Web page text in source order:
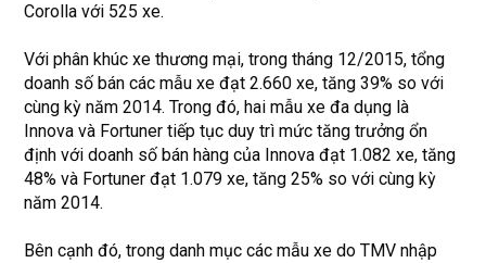
Corolla với 525 xe.
Với phân khúc xe thương mại, trong tháng 12/2015, tổng
doanh số bán các mẫu xe đạt 2.660 xe, tăng 39% so với
cùng kỳ năm 2014. Trong đó, hai mẫu xe đa dụng là
Innova và Fortuner tiếp tục duy trì mức tăng trưởng ổn
định với doanh số bán hàng của Innova đạt 1.082 xe, tăng
48% và Fortuner đạt 1.079 xe, tăng 25% so với cùng kỳ
năm 2014.
Bên cạnh đó, trong danh mục các mẫu xe do TMV nhập